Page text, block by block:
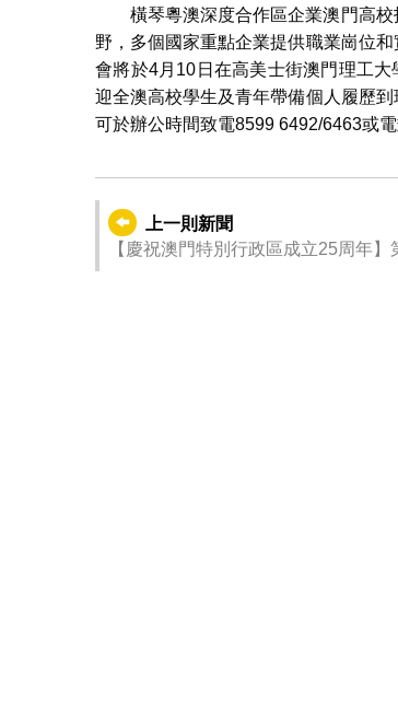
橫琴粵澳深度合作區企業澳門高
野，多個國家重點企業提供職業崗位
會將於4月10日在高美士街澳門理工
迎全澳高校學生及青年帶備個人履歷
可於辦公時間致電8599 6492/6463或
上一則新聞
【慶祝澳門特別行政區成立25周年